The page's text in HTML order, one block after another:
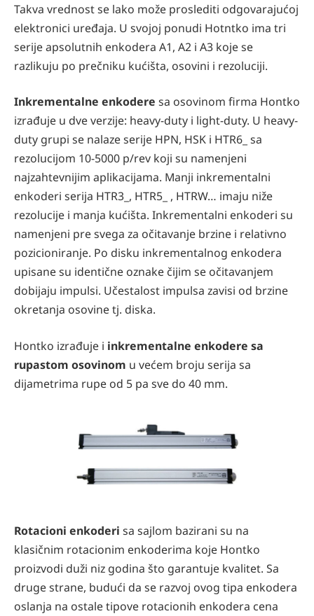
Takva vrednost se lako može proslediti odgovarajućoj
elektronici uređaja. U svojoj ponudi Hotntko ima tri
serije apsolutnih enkodera A1, A2 i A3 koje se
razlikuju po prečniku kućišta, osovini i rezoluciji.
Inkrementalne enkodere sa osovinom firma Hontko
izrađuje u dve verzije: heavy-duty i light-duty. U heavy-
duty grupi se nalaze serije HPN, HSK i HTR6_ sa
rezolucijom 10-5000 p/rev koji su namenjeni
najzahtevnijim aplikacijama. Manji inkrementalni
enkoderi serija HTR3_, HTR5_ , HTRW… imaju niže
rezolucije i manja kućišta. Inkrementalni enkoderi su
namenjeni pre svega za očitavanje brzine i relativno
pozicioniranje. Po disku inkrementalnog enkodera
upisane su identične oznake čijim se očitavanjem
dobijaju impulsi. Učestalost impulsa zavisi od brzine
okretanja osovine tj. diska.
Hontko izrađuje i inkrementalne enkodere sa
rupastom osovinom u većem broju serija sa
dijametrima rupe od 5 pa sve do 40 mm.
Rotacioni enkoderi sa sajlom bazirani su na
klasičnim rotacionim enkoderima koje Hontko
proizvodi duži niz godina što garantuje kvalitet. Sa
druge strane, budući da se razvoj ovog tipa enkodera
oslanja na ostale tipove rotacionih enkodera cena